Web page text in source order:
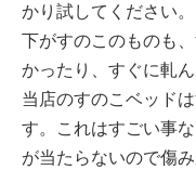
かり試してください。
下がすのこのものも
かったり、すぐに軋ん
当店のすのこベッド
す。これはすごい事
が当たらないので傷